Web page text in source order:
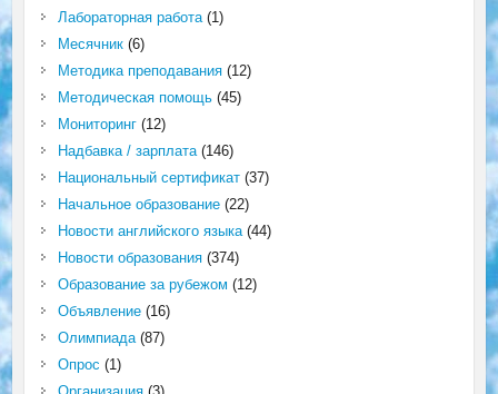
Лабораторная работа(1)
Месячник(6)
Методика преподавания(12)
Методическая помощь(45)
Мониторинг(12)
Надбавка / зарплата(146)
Национальный сертификат(37)
Начальное образование(22)
Новости английского языка(44)
Новости образования(374)
Образование за рубежом (12)
Объявление(16)
Олимпиада(87)
Опрос (1)